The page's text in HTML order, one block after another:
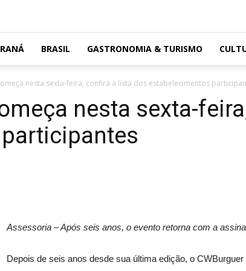
BRASIL GASTRONOMIA & TURISMO
nesta sexta-feira; confira a lista dos estabelecimentos
nesta sexta-
Assessoria – Após seis anos, o evento retorna com a
Depois de seis anos desde sua última edição, o